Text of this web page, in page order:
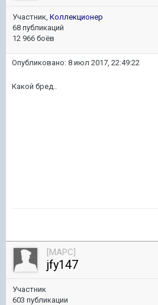
Участник, Коллекционер
68 публикаций
12 966 боёв
Опубликовано: 8 июл 2017, 22:49:22
Какой бред..
[MAPC]
jfy147
Участник
603 публикации